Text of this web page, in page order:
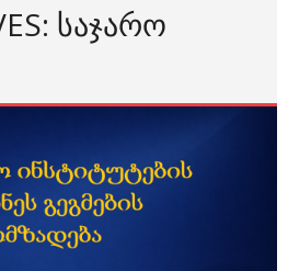
ᲡᲐᲯᲐᲠᲝ